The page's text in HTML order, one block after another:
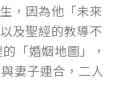
，因為他「未來
及聖經的教導不
「婚姻地圖」，
妻子連合，二人